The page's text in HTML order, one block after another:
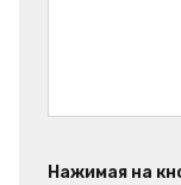
Нажимая на